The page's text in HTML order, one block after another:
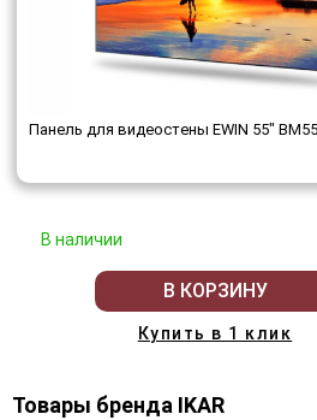
Панель для видеостены EWIN 55"
В наличии
В КОРЗИНУ
Купить в 1 клик
Товары бренда IKAR